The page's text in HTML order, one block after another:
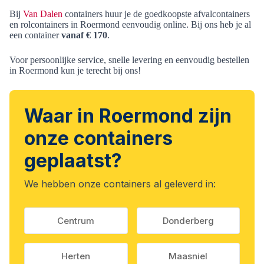
Bij Van Dalen containers huur je de goedkoopste afvalcontainers
en rolcontainers in Roermond eenvoudig online. Bij ons heb je al
een containervanaf € 170.
Voor persoonlijke service, snelle levering en eenvoudig bestellen
in Roermond kun je terecht bij ons!
Waar in Roermond zijn
onze containers
geplaatst?
We hebben onze containers al geleverd in:
Centrum Donderberg
Herten Maasniel